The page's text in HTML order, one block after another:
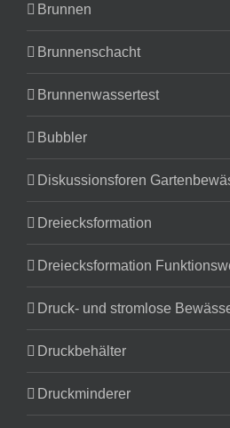
Brunnen
Brunnenschacht
Brunnenwassertest
Bubbler
Diskussionsforen
Dreiecksformation
Dreiecksformation
Druck- und stromlose
Druckbehälter
Druckminderer